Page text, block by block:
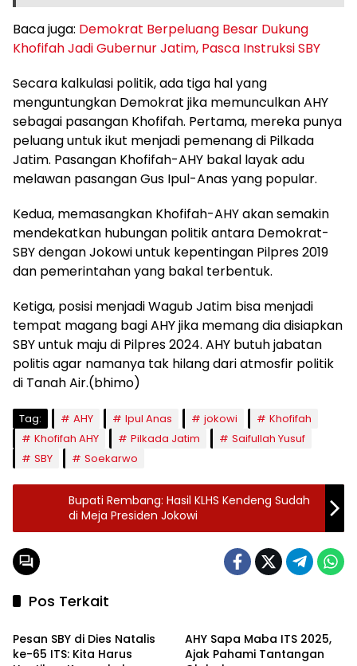
Baca juga: Demokrat Berpeluang Besar Dukung
Khofifah Jadi Gubernur Jatim, Pasca Instruksi SBY
Secara kalkulasi politik, ada tiga hal yang
menguntungkan Demokrat jika memunculkan AHY
sebagai pasangan Khofifah. Pertama, mereka punya
peluang untuk ikut menjadi pemenang di Pilkada
Jatim. Pasangan Khofifah-AHY bakal layak adu
melawan pasangan Gus Ipul-Anas yang popular.
Kedua, memasangkan Khofifah-AHY akan semakin
mendekatkan hubungan politik antara Demokrat-
SBY dengan Jokowi untuk kepentingan Pilpres 2019
dan pemerintahan yang bakal terbentuk.
Ketiga, posisi menjadi Wagub Jatim bisa menjadi
tempat magang bagi AHY jika memang dia disiapkan
SBY untuk maju di Pilpres 2024. AHY butuh jabatan
politis agar namanya tak hilang dari atmosfir politik
di Tanah Air.(bhimo)
Tag: AHY Ipul Anas jokowi
Khofifah
Khofifah AHY
Pilkada Jatim
Saifullah Yusuf
SBY
Soekarwo
Bupati Rembang: Hasil KLHS Kendeng Sudah
di Meja Presiden Jokowi
Pos Terkait
Headline
Pesan SBY di Dies Natalis
ke-65 ITS: Kita Harus
AHY Sapa Maba ITS 2025,
Ajak Pahami Tantangan